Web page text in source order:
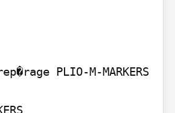
PLIO-M-MARKERS